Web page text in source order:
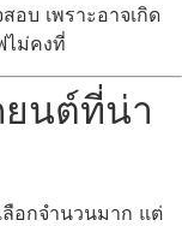
อบ เพราะอาจเกิด
ไม่คงที่
ยนต์ที่น่า
อกจำนวนมาก แต่